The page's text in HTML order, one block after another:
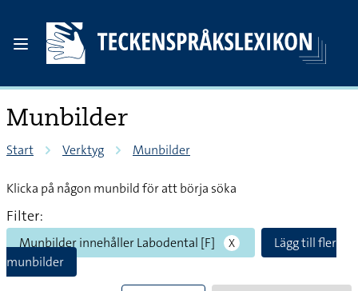
Munbilder
Start Verktyg Munbilder
Klicka på någon munbild för att börja söka
Filter:
Munbilder innehåller Labodental [F] X
Lägg till fler
munbilder